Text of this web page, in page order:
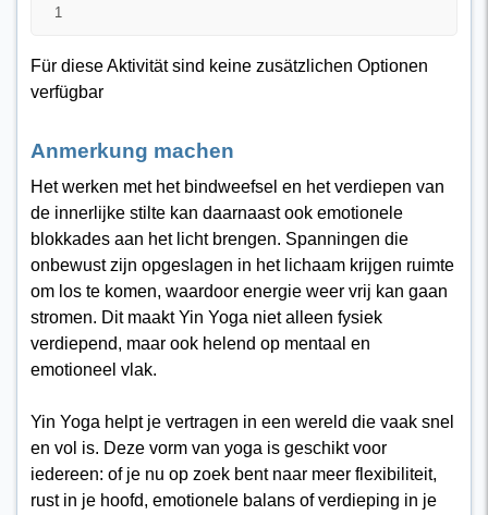
Für diese Aktivität sind keine zusätzlichen Optionen
verfügbar
Anmerkung machen
Het werken met het bindweefsel en het verdiepen van
de innerlijke stilte kan daarnaast ook emotionele
blokkades aan het licht brengen. Spanningen die
onbewust zijn opgeslagen in het lichaam krijgen ruimte
om los te komen, waardoor energie weer vrij kan gaan
stromen. Dit maakt Yin Yoga niet alleen fysiek
verdiepend, maar ook helend op mentaal en
emotioneel vlak.
Yin Yoga helpt je vertragen in een wereld die vaak snel
en vol is. Deze vorm van yoga is geschikt voor
iedereen: of je nu op zoek bent naar meer flexibiliteit,
rust in je hoofd, emotionele balans of verdieping in je